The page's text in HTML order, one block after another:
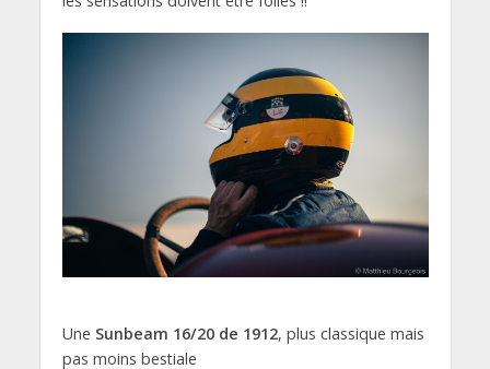
Une Sunbeam 16/20 de 1912, plus classique mais
pas moins bestiale